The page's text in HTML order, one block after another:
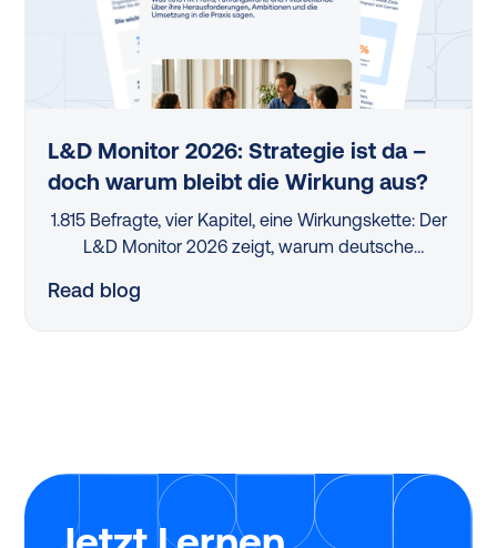
L&D Monitor 2026: Strategie ist da –
doch warum bleibt die Wirkung aus?
1.815 Befragte, vier Kapitel, eine Wirkungskette: Der
L&D Monitor 2026 zeigt, warum deutsche
kaum messbaren Impact erzielen – und wo der
Read blog